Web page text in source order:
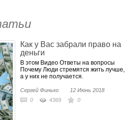
-Автор Книг и Публикаций в
Европы.
-Создатель авторской методики
"Управления Своей Судьбой."
-Первооткрыватель "Кода Иных"
нестандартного экстрасенса и
наставника, создающего чудеса в
Как у Вас забрали право на
деньги
В этом Видео Ответы на вопросы
Почему Люди стремятся жить лучше,
а у них не получается.
Сергей Финько
12 Июнь 2018
0
4369 0